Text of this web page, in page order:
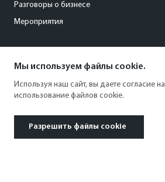
Разговоры о бизнесе
Мероприятия
+73432873705
Мы используем файлы cookie.
Используя наш сайт, вы даете согласие на
использование файлов cookie.
Разрешить файлы cookie